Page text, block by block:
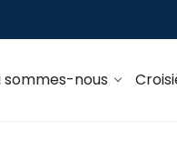
sommes-nous